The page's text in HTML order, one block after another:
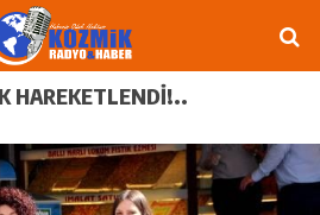
HAREKETLENDI!..